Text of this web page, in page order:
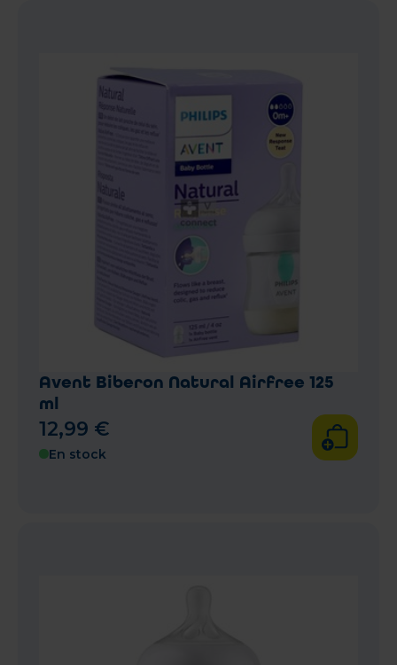
Avent Biberon Natural Airfree 125
ml
12,99 €
En stock